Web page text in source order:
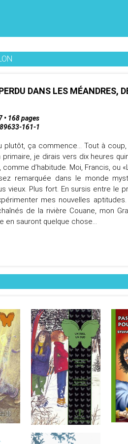
DANS LES MÉANDRES,
• 168 pages
161-1
plutôt, ça commence… Tout à
je dirais vers dix heures
comme d’habitude. Moi, Francis, ou
remarquée dans le monde
vieux. Plus fort. En sursis entre le
mes nouvelles
de la rivière Couane, mon
en sauront quelque chose…